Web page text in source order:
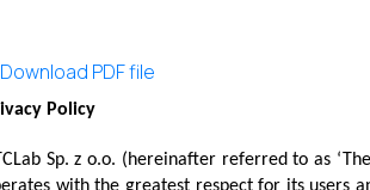
Download PDF file